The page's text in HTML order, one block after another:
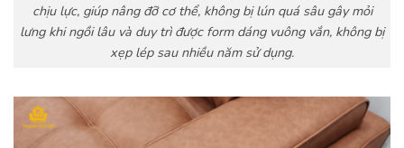
chịu lực, giúp nâng đỡ cơ thể, không bị lún quá sâu gây mỏi
lưng khi ngồi lâu và duy trì được form dáng vuông vắn, không bị
xẹp lép sau nhiều năm sử dụng.